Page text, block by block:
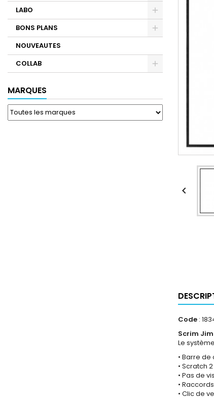
LABO
BONS PLANS
NOUVEAUTES
COLLAB
MARQUES

Code :
Scrim
Le
• Barre
• Scratch
• Pas de
•
• Clic de